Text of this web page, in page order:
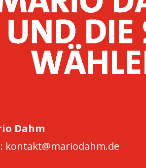
Dahm
kontakt@mariodahm.de